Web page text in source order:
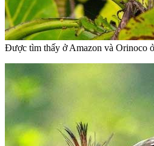
Được tìm thấy ở Amazon và Orinoco